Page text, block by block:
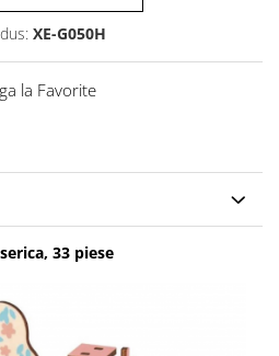
XE-G050H
la Favorite
33 piese